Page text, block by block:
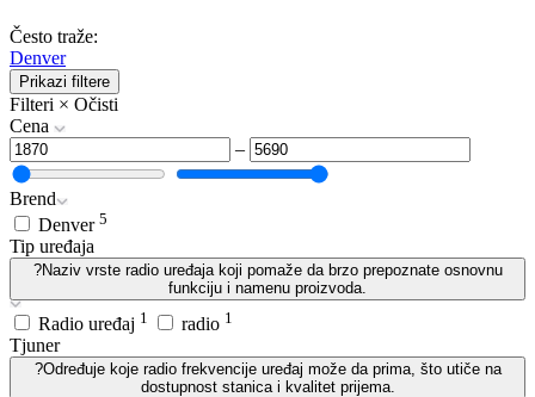
Često traže:
Denver
Prikazi filtere
Filteri × Očisti
Cena
–
Brend
Denver 5
Tip uređaja
?Naziv vrste radio uređaja koji pomaže da brzo prepoznate osnovnu
funkciju i namenu proizvoda.
Radio uređaj 1 radio 1
Tjuner
?Određuje koje radio frekvencije uređaj može da prima, što utiče na
dostupnost stanica i kvalitet prijema.